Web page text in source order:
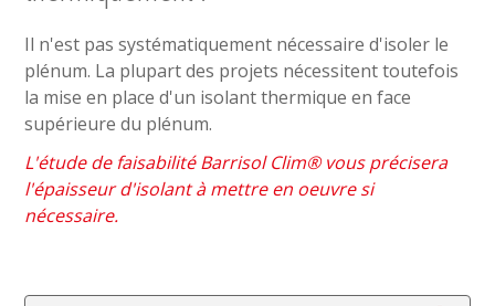
Il n'est pas systématiquement nécessaire d'isoler le
plénum. La plupart des projets nécessitent toutefois
la mise en place d'un isolant thermique en face
supérieure du plénum.
L'étude de faisabilité Barrisol Clim® vous précisera
l'épaisseur d'isolant à mettre en oeuvre si
nécessaire.